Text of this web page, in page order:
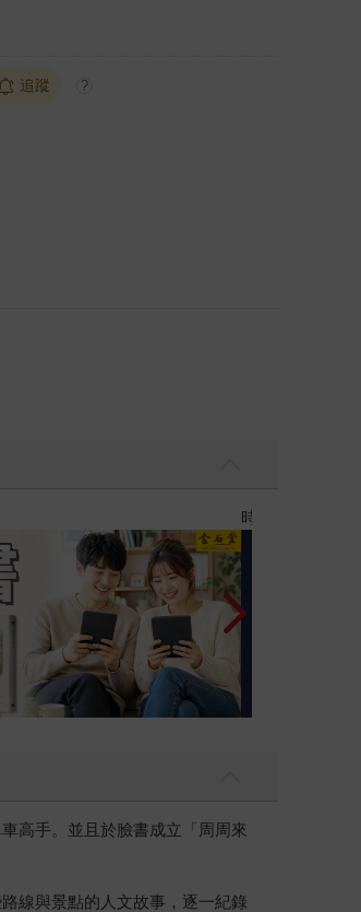
追蹤 ?
高手。並且於臉書成立「周周來
線與景點的人文故事，逐一紀錄